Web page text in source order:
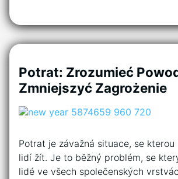
Potrat: Zrozumieć
Zmniejszyć Zagrożenie
Potrat je závažná situace, se kterou
lidí žít. Je to běžný problém, se
lidé ve všech společenských